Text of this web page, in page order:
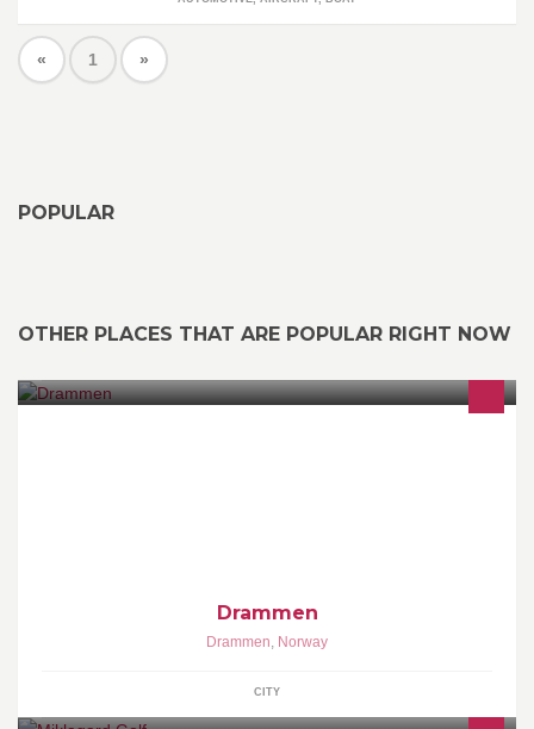
« 1 »
POPULAR
OTHER PLACES THAT ARE POPULAR RIGHT NOW
Drammen
Drammen, Norway
CITY